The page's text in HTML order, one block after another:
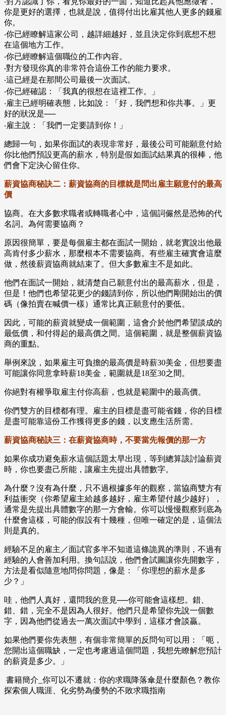
你是更好的選擇，也就是說，值得付出比雇其他人更多的錢雇
你。
‧你已經瞭解這家公司，越詳細越好，並且決定你到底想不想
在這個地方工作。
‧你已經瞭解這個職位的工作內容。
‧對方發現你真的非常符合這份工作的能力要求。
‧這已經是在那間公司最後一次面試。
‧你已經確認：「我真的很想在這裡工作。」
‧雇主已經明確表態，比如說：「好，我們想和你共事。」更
好的狀況是──
‧雇主說：「我們一定要請到你！」
總歸一句，如果你面試的表現非常好，最後公司可能願意付給
你比他們預設更高的薪水，特別是假如面試結果真的很棒，他
們會下定決心留住你。
薪資協商秘訣二：薪資協商的目標就是問出雇主願意付的最高
價
協商。在大多數求職者或轉職者心中，這個詞儼然是恐怖的代
名詞。為何需要協商？
原因很簡單，要是每個雇主都在面試一開始，就老實說出他最
高肯付多少薪水，那麼根本不需要協商。有些雇主確實會這麼
做，然後薪資協商就結束了。但大多數雇主不是如此。
他們在面試一開始，就清楚自己願意付出的最高薪水，但是，
但是！他們也希望花更少的錢請到你，所以他們剛開始出的價
碼（像拍賣在喊價一樣）通常比真正願意付的要低。
因此，可能的薪資就變成一個範圍，這會介於他們希望談成的
最低價，和付得起的最高價之間。這個範圍，就是整個薪資協
商的重點。
舉例來說，如果雇主可負擔的最高價是時薪30美金，但想要盡
可能讓你同意拿時薪18美金，範圍就是18至30之間。
你絕對有權爭取雇主付你高薪，也就是範圍中的最高價。
你們雙方的目標都有理。雇主的目標是盡可能省錢，你的目標
是盡可能靠這份工作獲得更多的錢，以支應生活所需。
薪資協商秘訣三：在薪資協商時，不要當先報價的那一方
如果你成功避免薪水這個話題太早出現，等到總算該討論薪資
時，你也要盡己所能，讓雇主先提出具體數字。
為什麼？沒有為什麼，只不過根據多年的觀察，當協商雙方有
利益衝突（你希望雇主給越多越好，雇主希望付越少越好），
通常是先提出具體數字的那一方會輸。你可以慢慢觀察到底為
什麼會這樣，可能的假設有十幾種，但唯一確定的是，這個法
則是真的。
經驗不足的雇主／面試官多半不知道這條詭異的準則，不過有
經驗的人會善加利用。換句話說，他們會試圖讓你先開數字，
方法是看似隨意地問你問題，像是：「你理想的薪水是多
少？」
哇，他們人真好，還問我的意見──你可能會這樣想。錯、
錯、錯，完全不是因為人很好。他們只是希望你先說一個數
字，因為他們從過去一萬次面試中學到，這樣才會談贏。
如果他們要你先表態，有個非常簡單的反問句可以用：「呃，
您開出這個職缺，一定也考慮過這個問題，我想先瞭解您預計
的薪資是多少。」
書籍簡介_你可以不遷就：你的求職降落傘是什麼顏色？教你
探索個人職涯、化劣勢為優勢的不敗求職指南